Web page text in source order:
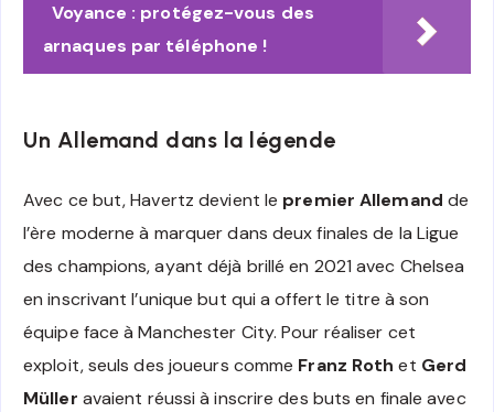
Voyance : protégez-vous des
arnaques par téléphone !
Un Allemand dans la légende
Avec ce but, Havertz devient le premier Allemand de
l’ère moderne à marquer dans deux finales de la Ligue
des champions, ayant déjà brillé en 2021 avec Chelsea
en inscrivant l’unique but qui a offert le titre à son
équipe face à Manchester City. Pour réaliser cet
exploit, seuls des joueurs comme Franz Roth et Gerd
Müller avaient réussi à inscrire des buts en finale avec